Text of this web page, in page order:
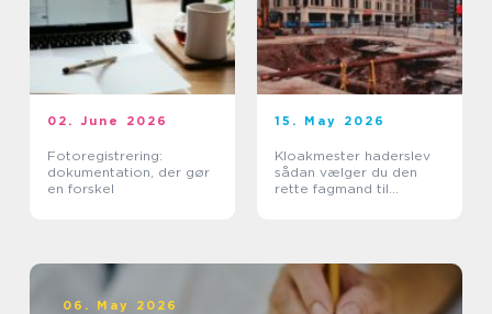
02. June 2026
Fotoregistrering:
dokumentation, der gør
en forskel
15. May 2026
Kloakmester haderslev
sådan vælger du den
rette fagmand til
06. May 2026